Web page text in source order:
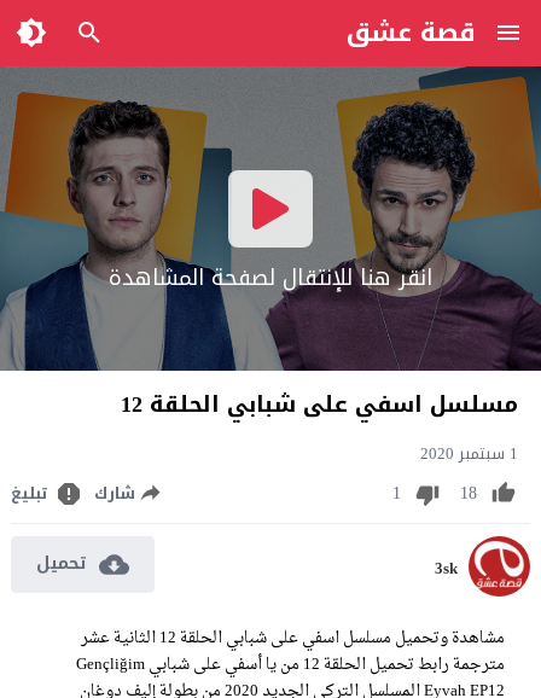
قصة عشق
انقر هنا للإنتقال لصفحة المشاهدة
مسلسل اسفي على شبابي الحلقة 12
1 سبتمبر 2020
18
1 شارك تبليغ
3sk تحميل
مشاهدة وتحميل مسلسل اسفي على شبابي الحلقة 12 الثانية عشر
مترجمة رابط تحميل الحلقة 12 من يا أسفي على شبابي Gençliğim
Eyvah EP12 المسلسل التركي الجديد 2020 من بطولة إليف دوغان